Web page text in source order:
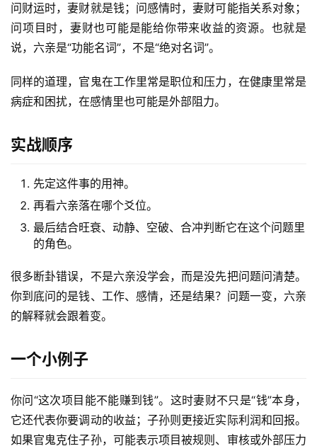
问财运时，妻财就是钱；问感情时，妻财可能指关系对象；
问项目时，妻财也可能是能给你带来收益的资源。也就是
说，六亲是“功能名词”，不是“绝对名词”。
同样的道理，官鬼在工作里常是职位和压力，在健康里常是
病症和困扰，在感情里也可能是外部阻力。
实战顺序
先定这件事的用神。
再看六亲落在哪个爻位。
最后结合旺衰、动静、空破、合冲判断它在这个问题里
的角色。
很多断卦错误，不是六亲没学会，而是没先把问题问清楚。
你到底问的是钱、工作、感情，还是结果？问题一变，六亲
的解释就会跟着变。
一个小例子
你问“这次项目能不能赚到钱”。这时妻财不只是“钱”本身，
它还代表你要调动的收益；子孙则更接近实际利润和回报。
如果官鬼克住子孙，可能表示项目被规则、审核或外部压力